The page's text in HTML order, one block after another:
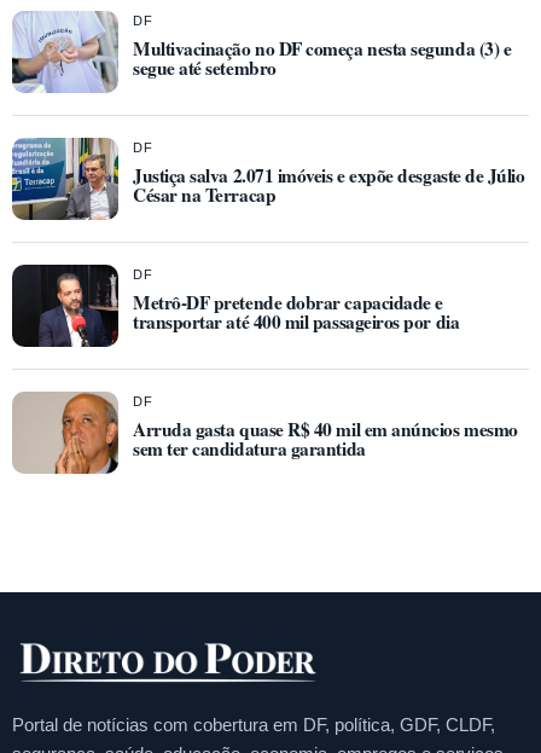
DF
Multivacinação no DF começa nesta segunda (3) e
segue até setembro
DF
Justiça salva 2.071 imóveis e expõe desgaste de Júlio
César na Terracap
DF
Metrô-DF pretende dobrar capacidade e
transportar até 400 mil passageiros por dia
DF
Arruda gasta quase R$ 40 mil em anúncios mesmo
sem ter candidatura garantida
Portal de notícias com cobertura em DF, política, GDF, CLDF,